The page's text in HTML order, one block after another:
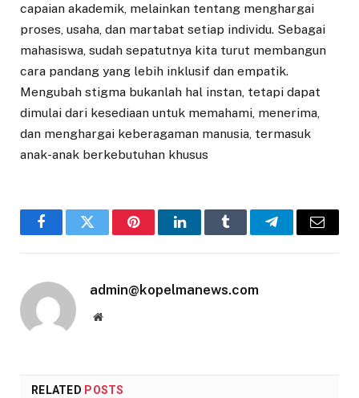
capaian akademik, melainkan tentang menghargai
proses, usaha, dan martabat setiap individu. Sebagai
mahasiswa, sudah sepatutnya kita turut membangun
cara pandang yang lebih inklusif dan empatik.
Mengubah stigma bukanlah hal instan, tetapi dapat
dimulai dari kesediaan untuk memahami, menerima,
dan menghargai keberagaman manusia, termasuk
anak-anak berkebutuhan khusus
FacebookTwitter PinterestLinkedInTumblr TelegramEmail
admin@kopelmanews.com
Website
RELATED POSTS